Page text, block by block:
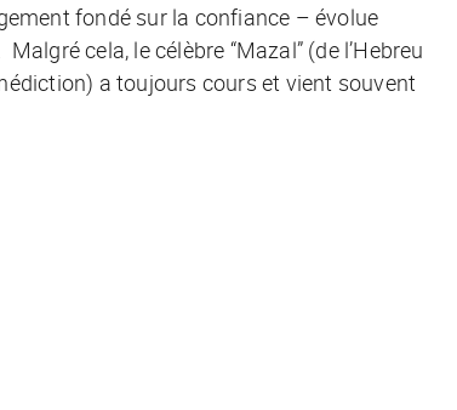
fondé sur la confiance – évolue
cela, le célèbre “Mazal” (de l’Hebreu
a toujours cours et vient souvent